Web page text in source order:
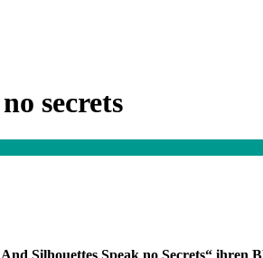
secrets
Silhouettes Speak no Secrets“ ihren